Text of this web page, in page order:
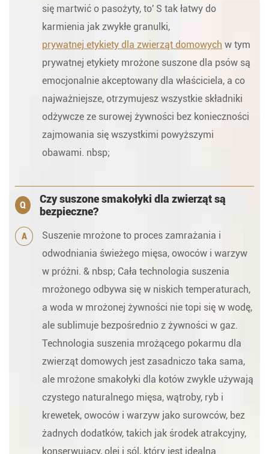
się martwić o pasożyty, to' S tak łatwy do
karmienia jak zwykłe granulki,
prywatnej etykiety dla zwierząt domowych w tym
prywatnej etykiety mrożone suszone dla psów są
emocjonalnie akceptowany dla właściciela, a co
najważniejsze, otrzymujesz wszystkie składniki
odżywcze ze surowej żywności bez konieczności
zajmowania się wszystkimi powyższymi
obawami. nbsp;
Q
Czy suszone smakołyki dla zwierząt są
bezpieczne?
A
Suszenie mrożone to proces zamrażania i
odwodniania świeżego mięsa, owoców i warzyw
w próżni. & nbsp; Cała technologia suszenia
mrożonego odbywa się w niskich temperaturach,
a woda w mrożonej żywności nie topi się w wodę,
ale sublimuje bezpośrednio z żywności w gaz.
Technologia suszenia mrożącego pokarmu dla
zwierząt domowych jest zasadniczo taka sama,
ale mrożone smakołyki dla kotów zwykle używają
czystego naturalnego mięsa, wątroby, ryb i
krewetek, owoców i warzyw jako surowców, bez
żadnych dodatków, takich jak środek atrakcyjny,
konserwujący, olej i sól, który jest idealną